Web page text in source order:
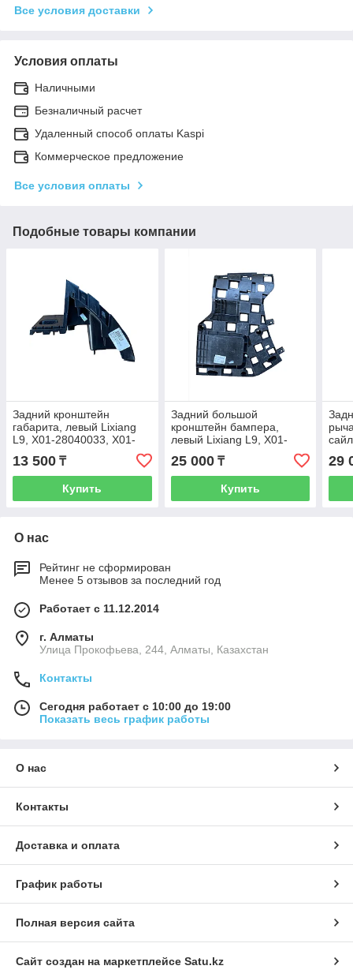
Все условия доставки
Условия оплаты
Наличными
Безналичный расчет
Удаленный способ оплаты Kaspi
Коммерческое предложение
Все условия оплаты
Подобные товары компании
Задний кронштейн
габарита, левый Lixiang
L9, X01-28040033, X01-
13 500 ₸
Купить
Задний большой
кронштейн бампера,
левый Lixiang L9, X01-
28040040, X01-28040041
25 000₸
Купить
29
О нас
Рейтинг не сформирован
Менее 5 отзывов за последний год
Работает с 11.12.2014
г. Алматы
​Улица Прокофьева, 244, Алматы, Казахстан
Контакты
Сегодня работает с 10:00 до 19:00
Показать весь график работы
О нас
Контакты
Доставка и оплата
График работы
Полная версия сайта
Сайт создан на маркетплейсе Satu.kz